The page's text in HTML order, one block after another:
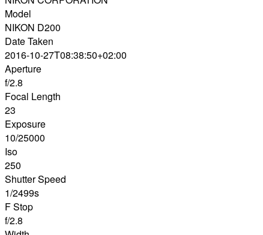
Model
NIKON D200
Date Taken
2016-10-27T08:38:50+02:00
Aperture
f/2.8
Focal Length
23
Exposure
10/25000
Iso
250
Shutter Speed
1/2499s
F Stop
f/2.8